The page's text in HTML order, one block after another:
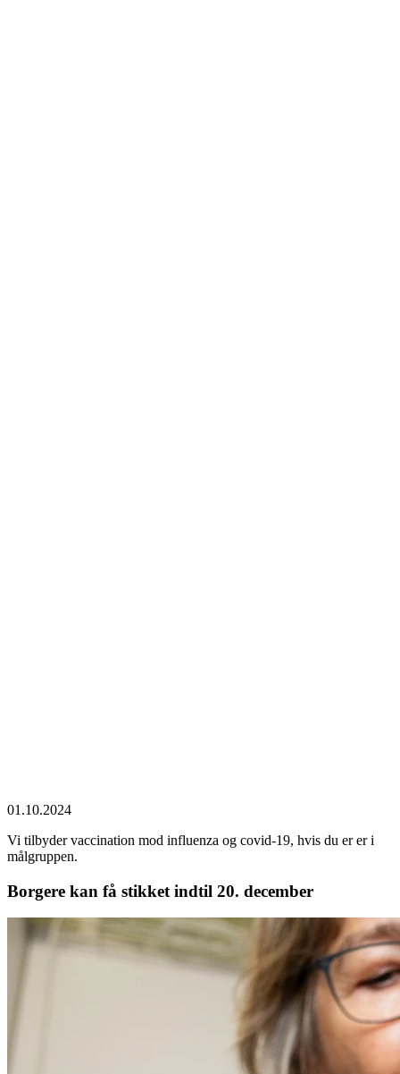
01.10.2024
Vi tilbyder vaccination mod influenza og covid-19, hvis du er er i
målgruppen.
Borgere kan få stikket indtil 20. december